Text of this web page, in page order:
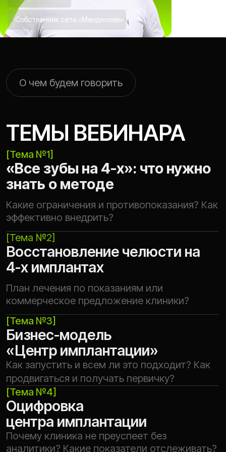
Собственник сети «Менделеев»
План лечения по показаниям или
коммерческое предложение клиники?
[Тема №3]
Как запустить и всем ли это подходит? Как
продвигаться и получать первичку?
[Тема №4]
Почему клиника не преуспеет без
аналитики? Какие показатели отслеживать?
ДЛЯ КОГО?
Вебинар для собственников,
руководителей и тех,кто хочет
карьерного роста
//01